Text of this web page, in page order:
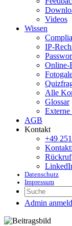
Videos
Wissen
IP-
Online-
Alle
Glossar
AGB
Kontakt
+49
Rückruf
Datenschutz
Impressum
Admin